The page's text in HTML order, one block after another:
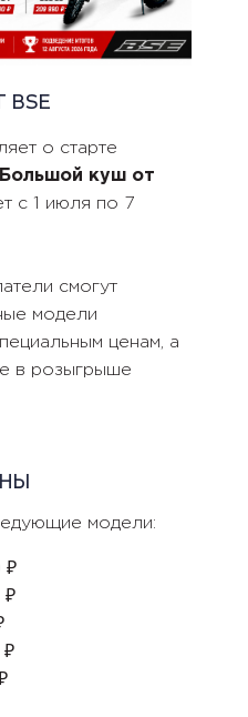
о старте
Большой куш от
с 1 июля по 7
смогут
модели
ценам, а
в розыгрыше
модели:
₽
₽
₽